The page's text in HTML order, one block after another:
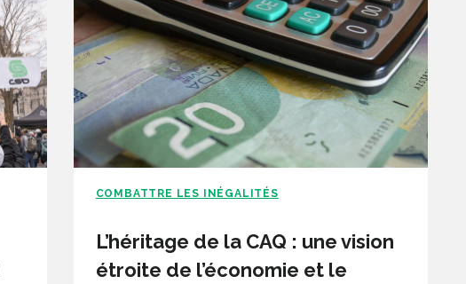
COMBATTRE LES INÉGALITÉS
L’héritage de la CAQ : une vision
étroite de l’économie et le